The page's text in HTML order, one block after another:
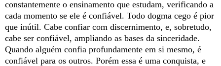
constantemente o ensinamento que estudam, verificando a
cada momento se ele é confiável. Todo dogma cego é pior
que inútil. Cabe confiar com discernimento, e, sobretudo,
cabe ser confiável, ampliando as bases da sinceridade.
Quando alguém confia profundamente em si mesmo, é
confiável para os outros. Porém essa é uma conquista, e